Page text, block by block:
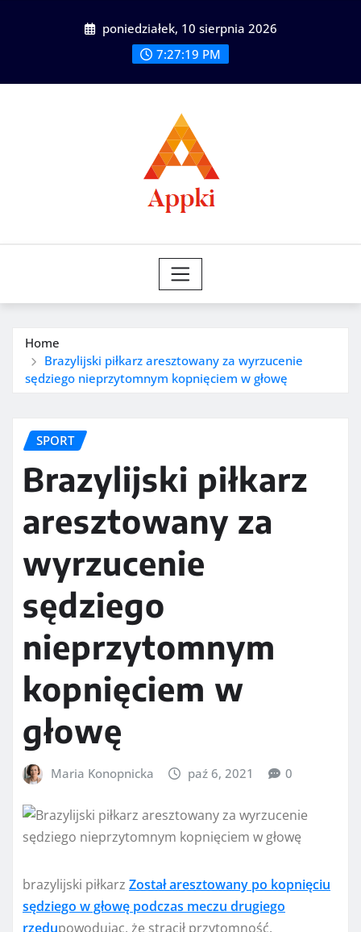
poniedziałek, 10 sierpnia 2026
7:27:20 PM
Home
Brazylijski piłkarz aresztowany za wyrzucenie
sędziego nieprzytomnym kopnięciem w głowę
SPORT
Brazylijski piłkarz
aresztowany za
wyrzucenie
sędziego
nieprzytomnym
kopnięciem w
głowę
Maria Konopnicka paź 6, 2021 0
brazylijski piłkarz Został aresztowany po kopnięciu
sędziego w głowę podczas meczu drugiego
rzędupowodując, że stracił przytomność,